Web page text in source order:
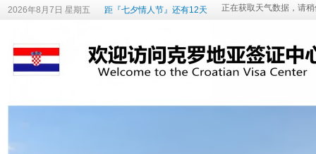
2026年8月7日 星期五 距『七夕情人节』还有12天